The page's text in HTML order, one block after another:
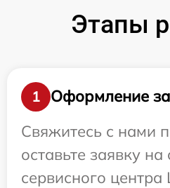
Этапы
1
Оформление
Свяжитесь с нами
оставьте заявку на
сервисного центра